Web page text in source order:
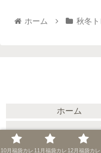
ホーム 秋冬
ホーム
10月福袋カレ 11月福袋カレ 12月福袋カレ